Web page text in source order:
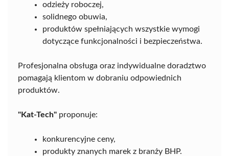
odzieży roboczej,
solidnego obuwia,
produktów spełniających wszystkie wymogi
dotyczące funkcjonalności i bezpieczeństwa.
Profesjonalna obsługa oraz indywidualne doradztwo
pomagają klientom w dobraniu odpowiednich
produktów.
"Kat-Tech" proponuje:
konkurencyjne ceny,
produkty znanych marek z branży BHP.